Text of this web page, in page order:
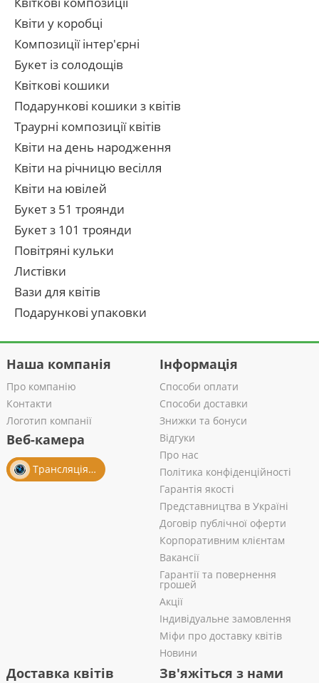
Квіти у коробці
Композиції інтер'єрні
Букет із солодощів
Квіткові кошики
Подарункові кошики з квітів
Траурні композиції квітів
Квіти на день народження
Квіти на річницю весілля
Квіти на ювілей
Букет з 51 троянди
Букет з 101 троянди
Повітряні кульки
Листівки
Вази для квітів
Подарункові упаковки
Наша компанія
Про компанію
Контакти
Логотип компанії
Веб-камера
Трансляція із салону
Інформація
Способи оплати
Способи доставки
Знижки та бонуси
Відгуки
Про нас
Політика конфіденційності
Гарантія якості
Представництва в Україні
Договір публічної оферти
Корпоративним клієнтам
Вакансії
Гарантії та повернення
грошей
Акції
Індивідуальне замовлення
Міфи про доставку квітів
Новини
Доставка квітів Зв'яжіться з нами